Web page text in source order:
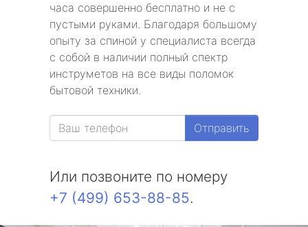
часа совершенно бесплатно и не с
пустыми руками. Благодаря большому
опыту за спиной у специалиста всегда
с собой в наличии полный спектр
инструметов на все виды поломок
бытовой техники.
Отправить
Или позвоните по номеру
+7 (499) 653-88-85.